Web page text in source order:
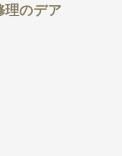
理のデア